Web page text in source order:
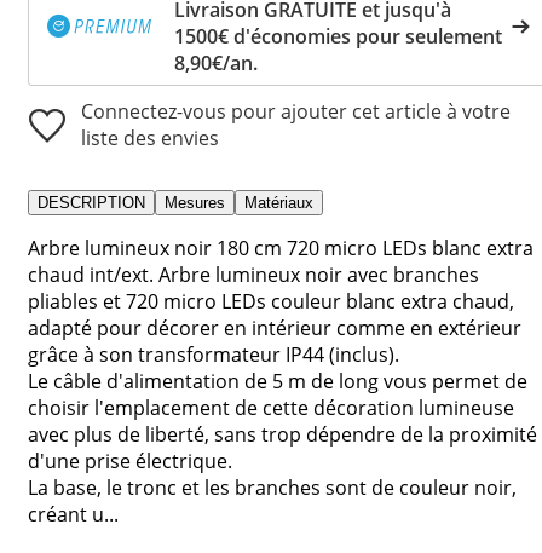
Livraison GRATUITE et jusqu'à
1500€ d'économies pour seulement
8,90€/an.
Connectez-vous pour ajouter cet article à votre
liste des envies
DESCRIPTION Mesures Matériaux
Arbre lumineux noir 180 cm 720 micro LEDs blanc extra
chaud int/ext. Arbre lumineux noir avec branches
pliables et 720 micro LEDs couleur blanc extra chaud,
adapté pour décorer en intérieur comme en extérieur
grâce à son transformateur IP44 (inclus).
Le câble d'alimentation de 5 m de long vous permet de
choisir l'emplacement de cette décoration lumineuse
avec plus de liberté, sans trop dépendre de la proximité
d'une prise électrique.
La base, le tronc et les branches sont de couleur noir,
créant u...